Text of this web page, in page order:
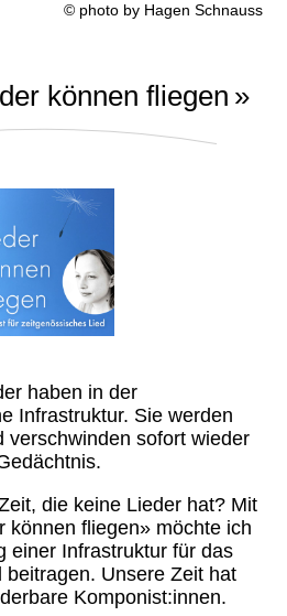
© photo by Hagen Schnauss
können fliegen »
haben in der
Infrastruktur. Sie werden
verschwinden sofort wieder
die keine Lieder hat? Mit
können fliegen» möchte ich
einer Infrastruktur für das
Unsere Zeit hat
Komponist:innen.